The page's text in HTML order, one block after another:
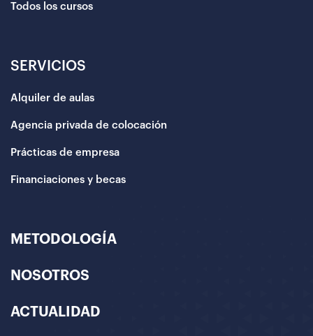
Todos los cursos
SERVICIOS
Alquiler de aulas
Agencia privada de colocación
Prácticas de empresa
Financiaciones y becas
METODOLOGÍA
NOSOTROS
ACTUALIDAD